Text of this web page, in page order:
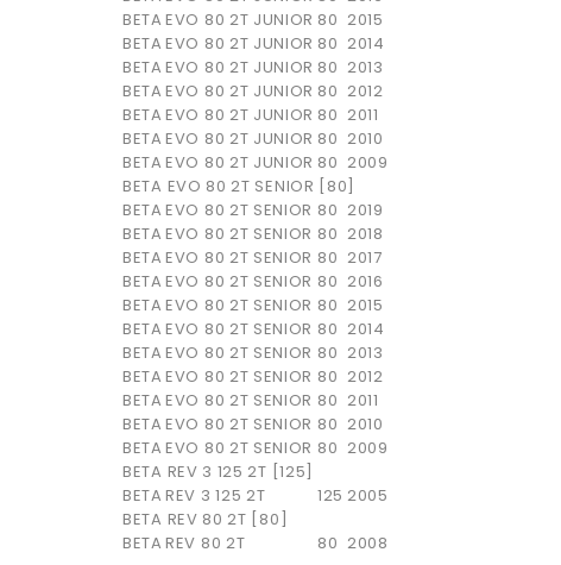
BETA EVO 80 2T JUNIOR 80 2015
BETA EVO 80 2T JUNIOR 80 2014
BETA EVO 80 2T JUNIOR 80 2013
BETA EVO 80 2T JUNIOR 80 2012
BETA EVO 80 2T JUNIOR 80 2011
BETA EVO 80 2T JUNIOR 80 2010
BETA EVO 80 2T JUNIOR 80 2009
BETA EVO 80 2T SENIOR [80]
BETA EVO 80 2T SENIOR 80 2019
BETA EVO 80 2T SENIOR 80 2018
BETA EVO 80 2T SENIOR 80 2017
BETA EVO 80 2T SENIOR 80 2016
BETA EVO 80 2T SENIOR 80 2015
BETA EVO 80 2T SENIOR 80 2014
BETA EVO 80 2T SENIOR 80 2013
BETA EVO 80 2T SENIOR 80 2012
BETA EVO 80 2T SENIOR 80 2011
BETA EVO 80 2T SENIOR 80 2010
BETA EVO 80 2T SENIOR 80 2009
BETA REV 3 125 2T [125]
BETA REV 3 125 2T 125 2005
BETA REV 80 2T [80]
BETA REV 80 2T 80 2008